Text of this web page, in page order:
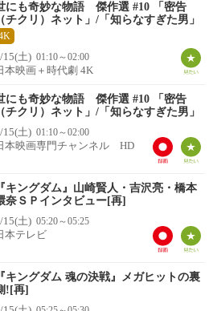
にも奇妙な物語 傑作選 #10 「密告
（チクリ）ネット」/「知らなすぎた男」
15(土) 01:10～02:00
本映画＋時代劇 4K
にも奇妙な物語 傑作選 #10 「密告
（チクリ）ネット」/「知らなすぎた男」
15(土) 01:10～02:00
本映画専門チャンネル HD
『キングダム』山崎賢人・吉沢亮・橋本
奈ＳＰインタビュー[再]
15(土) 05:20～05:25
本テレビ
『キングダム 魂の決戦』メガヒットの裏
![再]